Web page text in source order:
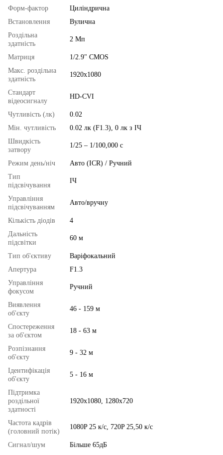
Форм-фактор
Циліндрична
Встановлення
Вулична
Роздільна
здатність
2 Мп
Матриця
1/2.9" CMOS
Макс. роздільна
здатність
1920x1080
Стандарт
відеосигналу
HD-CVI
Чутливість (лк)
0.02
Мін. чутливість
0.02 лк (F1.3), 0 лк з ІЧ
Швидкість
затвору
1/25 – 1/100,000 с
Режим день/ніч
Авто (ICR) / Ручний
Тип
підсвічування
ІЧ
Управління
підсвічуванням
Авто/вручну
Кількість діодів
4
Дальність
підсвітки
60 м
Тип об'єктиву
Варіфокальний
Апертура
F1.3
Управління
фокусом
Ручний
Виявлення
об'єкту
46 - 159 м
Спостереження
за об'єктом
18 - 63 м
Розпізнання
об'єкту
9 - 32 м
Ідентифікація
об'єкту
5 - 16 м
Підтримка
роздільної
здатності
1920x1080, 1280x720
Частота кадрів
(головний потік)
1080P 25 к/с, 720P 25,50 к/с
Сигнал/шум
Більше 65дБ